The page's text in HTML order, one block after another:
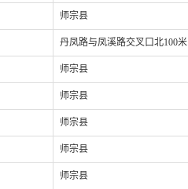
师宗县
丹凤路与凤溪路交叉口北100米
师宗县
师宗县
师宗县
师宗县
师宗县